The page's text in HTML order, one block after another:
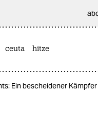
ceuta hitze
Ein bescheidener Kämpfer